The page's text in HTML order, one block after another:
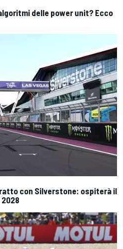
delle power unit? Ecco
con Silverstone: ospiterà il
2028